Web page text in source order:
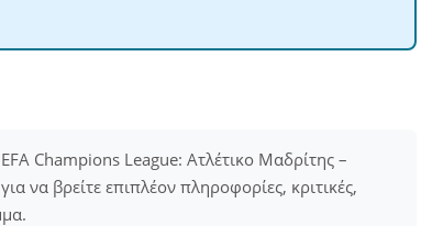
Champions League: Ατλέτικο Μαδρίτης –
να βρείτε επιπλέον πληροφορίες, κριτικές,